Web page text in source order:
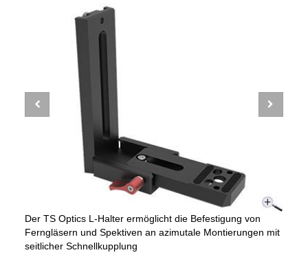
Der TS Optics L-Halter ermöglicht die Befestigung von
Ferngläsern und Spektiven an azimutale Montierungen mit
seitlicher Schnellkupplung